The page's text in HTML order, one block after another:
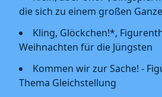
die sich zu einem großen
Kling, Glöckchen!*,
Weihnachten für die Jüngsten
Kommen wir zur Sache! -
Thema Gleichstellung